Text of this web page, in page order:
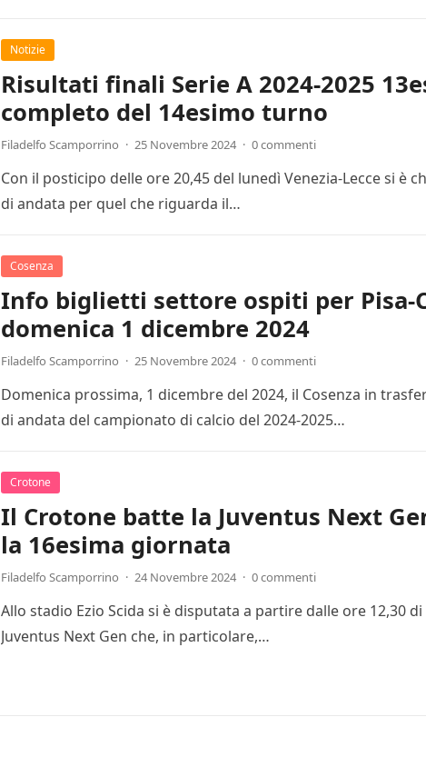
Notizie
Risultati finali Serie A 2024-2025
completo del 14esimo turno
Filadelfo Scamporrino · 25 Novembre 2024 · 0 commenti
Con il posticipo delle ore 20,45 del lunedì Venezia-Lecce si è
di andata per quel che riguarda il…
Cosenza
Info biglietti settore ospiti per Pisa-
domenica 1 dicembre 2024
Filadelfo Scamporrino · 25 Novembre 2024 · 0 commenti
Domenica prossima, 1 dicembre del 2024, il Cosenza in
di andata del campionato di calcio del 2024-2025…
Crotone
Il Crotone batte la Juventus Next
la 16esima giornata
Filadelfo Scamporrino · 24 Novembre 2024 · 0 commenti
Allo stadio Ezio Scida si è disputata a partire dalle ore 12,30
Juventus Next Gen che, in particolare,…